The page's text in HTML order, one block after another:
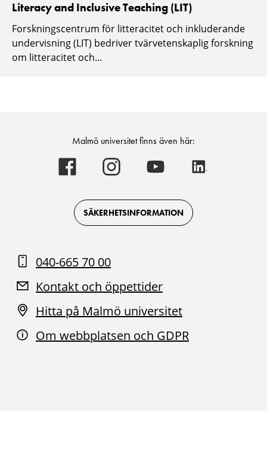
Literacy and Inclusive Teaching (LIT)
Forskningscentrum för litteracitet och inkluderande
undervisning (LIT) bedriver tvärvetenskaplig forskning
om litteracitet och...
Malmö universitet finns även här:
Malmö
universitet
on
Facebook
Malmö
universitet
on
Instagram
Malmö
universitet
on
Youtube
SÄKERHETSINFORMATION
040-665 70 00
Kontakt och öppettider
Hitta på Malmö universitet
Om webbplatsen och GDPR